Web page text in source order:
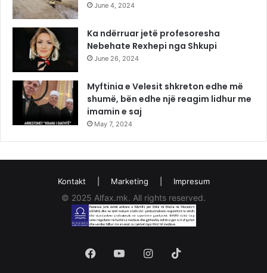
June 4, 2024
Ka ndërruar jetë profesoresha
Nebehate Rexhepi nga Shkupi
June 26, 2024
Myftinia e Velesit shkreton edhe më
shumë, bën edhe një reagim lidhur me
imamin e saj
May 7, 2024
Kontakt Marketing Impresum
© 2025 Alfax.mk. All rights reserved.
FacebookYouTubeInstagram